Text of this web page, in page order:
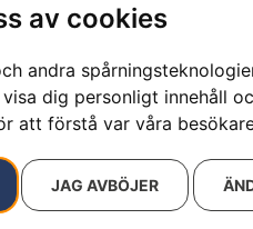
av cookies
andra
dig personligt innehåll
att förstå var våra
JAG AVBÖJER